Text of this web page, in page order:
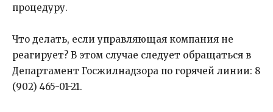
процедуру.
Что делать, если управляющая компания не
реагирует? В этом случае следует обращаться в
Департамент Госжилнадзора по горячей линии: 8
(902) 465-01-21.